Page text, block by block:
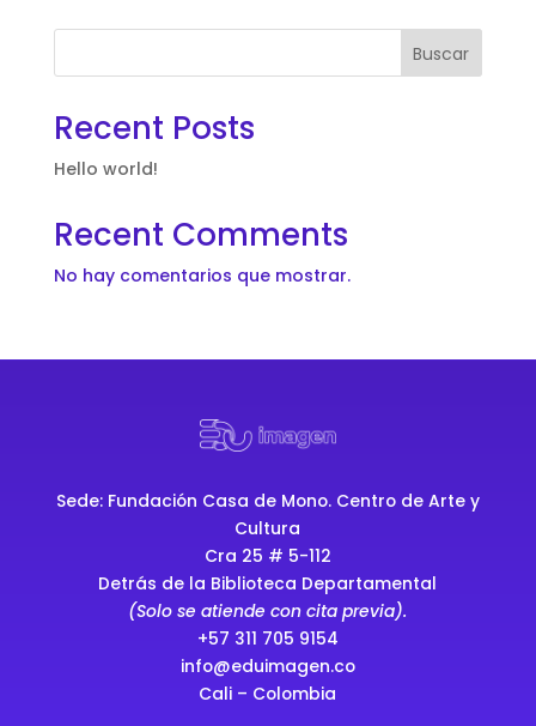
Buscar
Recent Posts
Hello world!
Recent Comments
No hay comentarios que mostrar.
Sede: Fundación Casa de Mono. Centro de Arte y
Cultura
Cra 25 # 5-112
Detrás de la Biblioteca Departamental
(Solo se atiende con cita previa).
+57 311 705 9154
info@eduimagen.co
Cali – Colombia